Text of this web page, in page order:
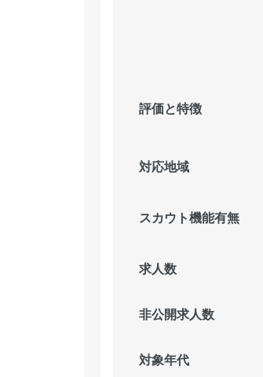
評価と特徴
対応地域
スカウト機能有無
求人数
非公開求人数
対象年代